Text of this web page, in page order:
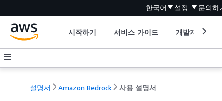
한국어 설정 문의하
시작하기 서비스 가이드 개발자 도구
설명서 Amazon Bedrock 사용 설명서